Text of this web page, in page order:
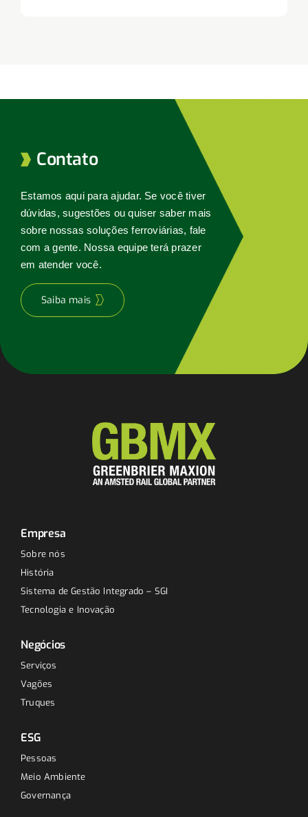
Contato
Estamos aqui para ajudar. Se você tiver
dúvidas, sugestões ou quiser saber mais
sobre nossas soluções ferroviárias, fale
com a gente. Nossa equipe terá prazer
em atender você.
Saiba mais
Empresa
Sobre nós
História
Sistema de Gestão Integrado – SGI
Tecnologia e Inovação
Negócios
Serviços
Vagões
Truques
ESG
Pessoas
Meio Ambiente
Governança